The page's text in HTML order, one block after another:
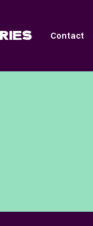
Contact